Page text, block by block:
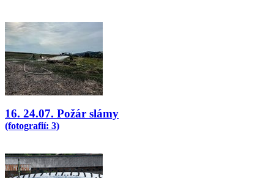
16. 24.07. Požár slámy
(fotografií: 3)